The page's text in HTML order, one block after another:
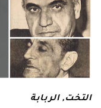
التخت,الربابة